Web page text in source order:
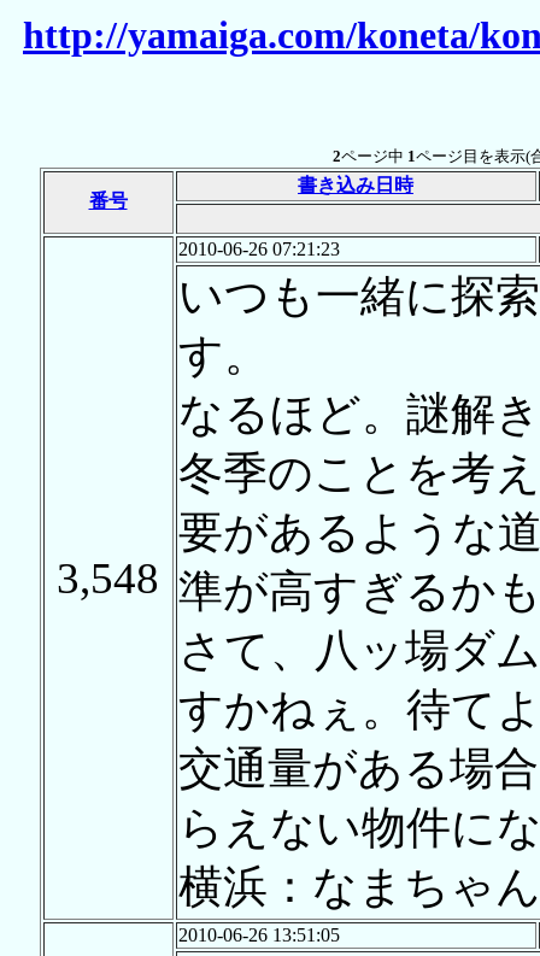
http://yamaiga.com/koneta/
2ページ中 1ページ目を表示(
番号
書き込み日時
3,548
2010-06-26 07:21:23
いつも一緒に探
す。
なるほど。謎解
冬季のことを考
要があるような
準が高すぎるか
さて、八ッ場ダ
すかねぇ。待て
交通量がある場
らえない物件に
横浜：なまちゃん
2010-06-26 13:51:05